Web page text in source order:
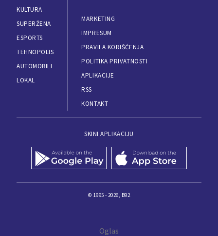
KULTURA
SUPERŽENA
ESPORTS
TEHNOPOLIS
AUTOMOBILI
LOKAL
MARKETING
IMPRESUM
PRAVILA KORIŠĆENJA
POLITIKA PRIVATNOSTI
APLIKACIJE
RSS
KONTAKT
SKINI APLIKACIJU
© 1995 - 2026, B92